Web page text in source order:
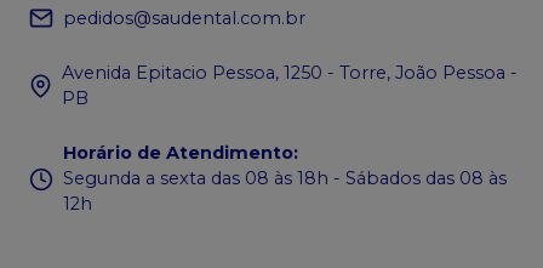
pedidos@saudental.com.br
Avenida Epitacio Pessoa, 1250 - Torre, João Pessoa -
PB
Horário de Atendimento:
Segunda a sexta das 08 às 18h - Sábados das 08 às
12h